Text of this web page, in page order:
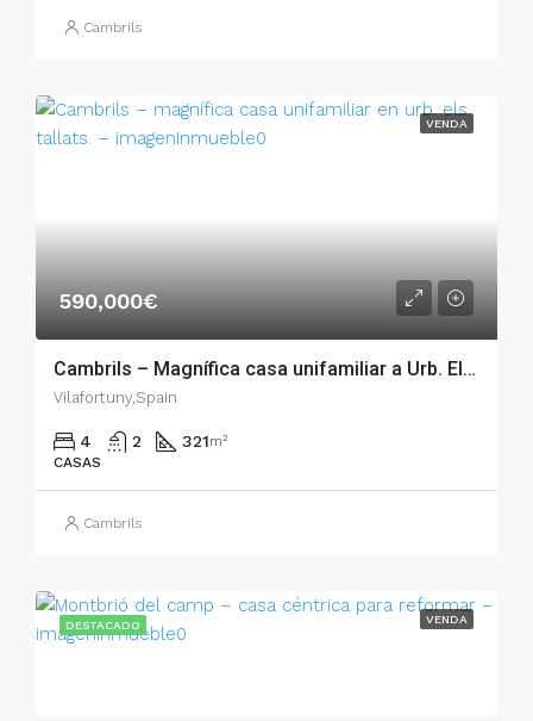
Cambrils
VENDA
590,000€
Cambrils – Magnífica casa unifamiliar a Urb. Els Tallats. – 007.01357
Vilafortuny,Spain
4 2 321m²
CASAS
Cambrils
DESTACADO VENDA